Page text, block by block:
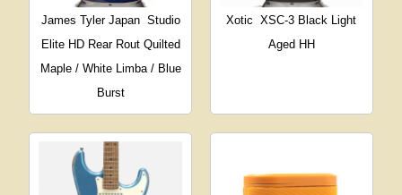
James Tyler Japan Studio
Elite HD Rear Rout Quilted
Maple / White Limba / Blue
Burst
Xotic
XSC-3 Black Light
Aged HH